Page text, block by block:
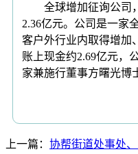
全球增加征询公司，
2.36亿元。公司是一家
客户外行业内取得增加
账上现金约2.69亿元，
家兼施行董事方曙光博
上一篇： 协帮街道处事处